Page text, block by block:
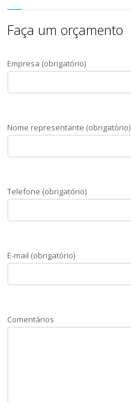
Faça um orçamento
Empresa (obrigatório)
Nome representante (obrigatório)
Telefone (obrigatório)
E-mail (obrigatório)
Comentários